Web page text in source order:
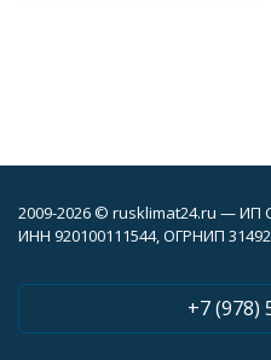
2009-2026 © rusklimat24.ru —
ИНН 920100111544, ОГРНИП
+7 (978)